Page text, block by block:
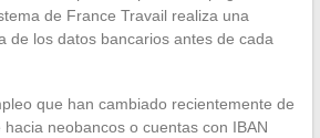
de France Travail realiza una
de los datos bancarios antes de cada
que han cambiado recientemente de
neobancos o cuentas con IBAN